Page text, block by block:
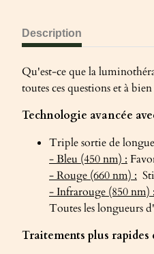
Description
Qu'est-ce que la
toutes ces questions et à
Technologie avancée
Triple sortie de
- Bleu (450 nm) :
- Rouge (660 nm) :
- Infrarouge (850 nm) :
Toutes les longueurs
Traitements plus rapides